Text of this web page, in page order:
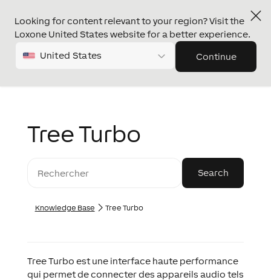
Looking for content relevant to your region? Visit the
Loxone United States website for a better experience.
United States Continue
Tree Turbo
Knowledge Base Tree Turbo
Tree Turbo est une interface haute performance
qui permet de connecter des appareils audio tels